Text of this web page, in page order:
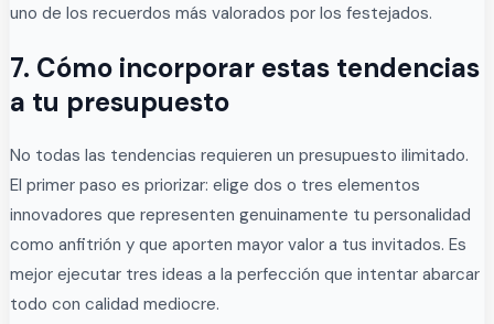
uno de los recuerdos más valorados por los festejados.
7. Cómo incorporar estas tendencias
a tu presupuesto
No todas las tendencias requieren un presupuesto ilimitado.
El primer paso es priorizar: elige dos o tres elementos
innovadores que representen genuinamente tu personalidad
como anfitrión y que aporten mayor valor a tus invitados. Es
mejor ejecutar tres ideas a la perfección que intentar abarcar
todo con calidad mediocre.